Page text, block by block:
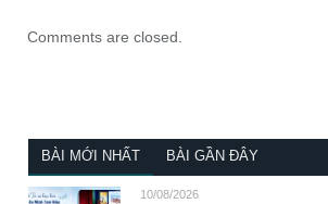
Comments are closed.
BÀI MỚI NHẤT BÀI GẦN ĐÂY
10/08/2026